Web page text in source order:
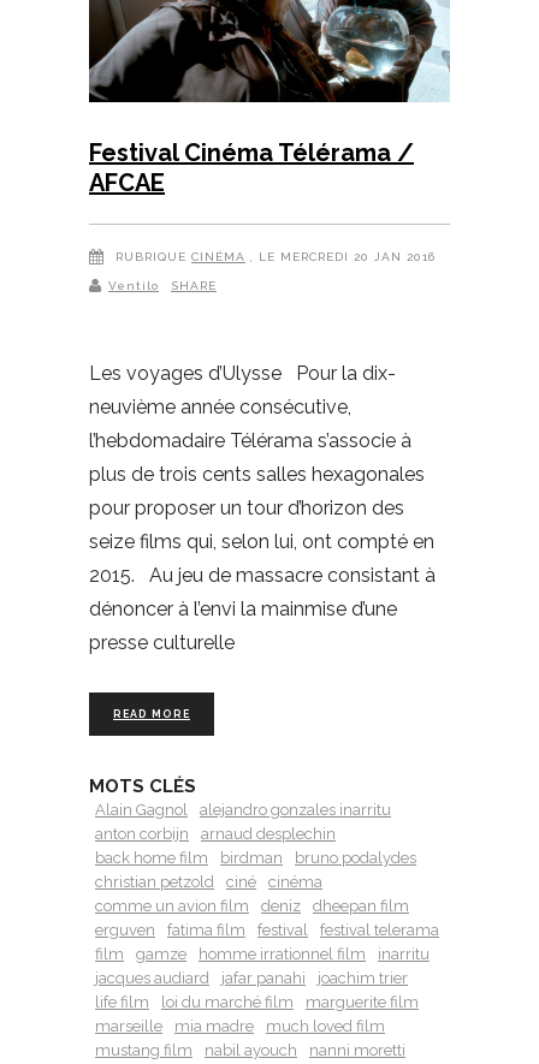
Festival Cinéma Télérama /
AFCAE
RUBRIQUE CINÉMA , LE MERCREDI 20 JAN 2016
Ventilo SHARE
Les voyages d’Ulysse Pour la dix-
neuvième année consécutive,
l’hebdomadaire Télérama s’associe à
plus de trois cents salles hexagonales
pour proposer un tour d’horizon des
seize films qui, selon lui, ont compté en
2015. Au jeu de massacre consistant à
dénoncer à l’envi la mainmise d’une
presse culturelle
READ MORE
MOTS CLÉS
Alain Gagnol
alejandro gonzales inarritu
anton corbijn
arnaud desplechin
back home film
birdman
bruno podalydes
christian petzold
ciné
cinéma
comme un avion film
deniz
dheepan film
erguven
fatima film festival
festival telerama
film
gamze homme irrationnel film
inarritu
jacques audiard
jafar panahi
joachim trier
life film
loi du marché film
marguerite film
marseille
mia madre
much loved film
mustang film
nabil ayouch
nanni moretti